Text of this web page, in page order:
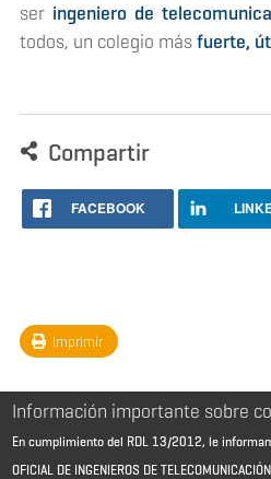
ser ingeniero de
todos, un colegio másfuerte,
Compartir
FACEBOOK
Imprimir
Información importante sobre
En cumplimiento del RDL 13/2012, le
OFICIAL DE INGENIEROS DE